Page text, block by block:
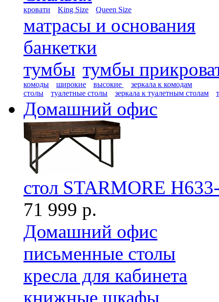
кровати King Size Queen Size
матрасы и основания
банкетки
тумбы тумбы
комоды широкие высокие
зеркала к комодам
столы
туалетные столы зеркала к туалетным столам
Домашний офис
стол STARMORE
71 999 р.
Домашний офис
письменные столы
кресла для кабинета
книжные шкафы